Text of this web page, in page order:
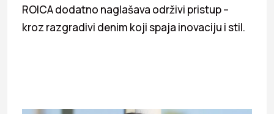
ROICA dodatno naglašava održivi pristup –
kroz razgradivi denim koji spaja inovaciju i stil.